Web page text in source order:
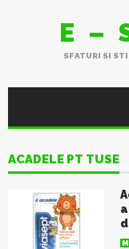
E –
SFATURI SI
ACADELE PT TUSE